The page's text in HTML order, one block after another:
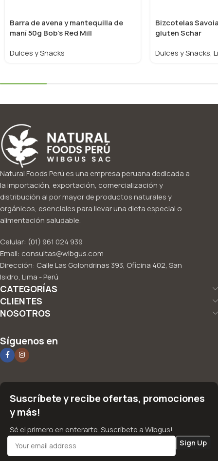
Barra de avena y mantequilla de
maní 50g Bob’s Red Mill
Dulces y Snacks
Bizcotelas
gluten Schar
Dulces y Snacks,
Natural Foods Perú es una empresa peruana dedicada a
la importación, exportación, comercialización y
distribución al por mayor de productos naturales y
orgánicos, esenciales para llevar una dieta especial o
alimentación saludable.
Celular: (01) 961 024 939
Email: consultas@wibgus.com
Dirección: Calle Las Golondrinas 393, Oficina 402, San
Isidro, Lima - Perú
CATEGORÍAS
CLIENTES
NOSOTROS
Síguenos en
Suscríbete y recibe ofertas, promociones
y más!
Sé el primero en enterarte. Suscríbete a Wibgus!